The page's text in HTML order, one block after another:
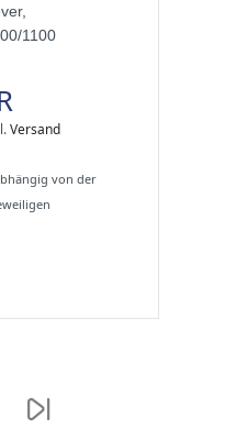
1100
Versand
von der